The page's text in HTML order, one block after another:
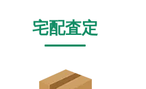
宅配査定